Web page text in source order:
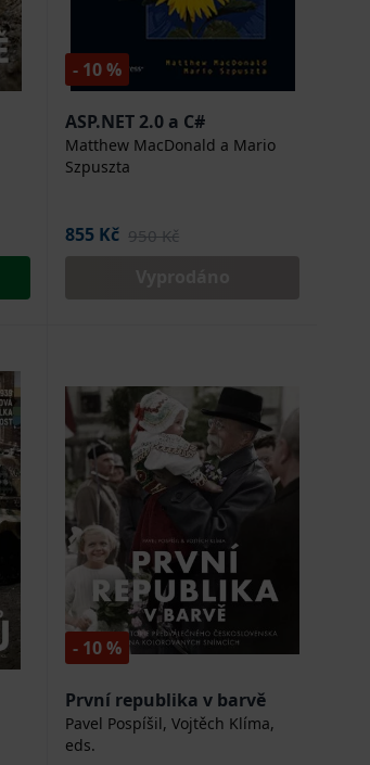
- 10 %
ASP.NET 2.0 a C#
Matthew MacDonald a Mario
Szpuszta
855 Kč 950 Kč
- 10 %
První republika v barvě
Pavel Pospíšil, Vojtěch Klíma,
eds.